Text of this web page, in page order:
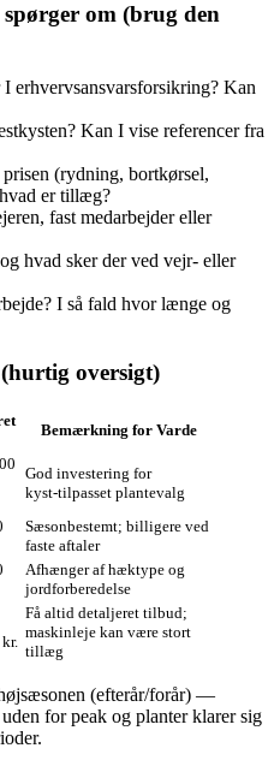
om (brug den
erhvervsansvarsforsikring? Kan
Kan I vise referencer fra
(rydning, bortkørsel,
er tillæg?
fast medarbejder eller
hvad sker der ved vejr‑ eller
I så fald hvor længe og
oversigt)
Bemærkning for Varde
God investering for
kyst‑tilpasset plantevalg
Sæsonbestemt; billigere ved
faste aftaler
Afhænger af hæktype og
jordforberedelse
Få altid detaljeret tilbud;
maskinleje kan være stort
tillæg
(efterår/forår) —
for peak og planter klarer sig